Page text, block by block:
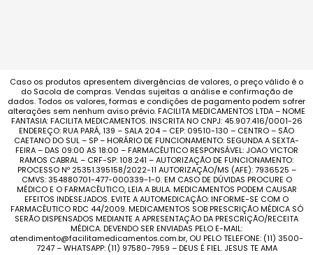
Caso os produtos apresentem divergências de valores, o preço válido é o
do Sacola de compras. Vendas sujeitas a análise e confirmação de
dados. Todos os valores, formas e condições de pagamento podem sofrer
alterações sem nenhum aviso prévio. FACILITA MEDICAMENTOS LTDA – NOME
FANTASIA: FACILITA MEDICAMENTOS. INSCRITA NO CNPJ: 45.907.416/0001-26
ENDEREÇO: RUA PARÁ, 139 – SALA 204 – CEP: 09510-130 – CENTRO – SÃO
CAETANO DO SUL – SP – HORÁRIO DE FUNCIONAMENTO: SEGUNDA A SEXTA-
FEIRA – DAS 09:00 AS 18:00 – FARMACÊUTICO RESPONSÁVEL: JOAO VICTOR
RAMOS CABRAL – CRF-SP: 108.241 – AUTORIZAÇÃO DE FUNCIONAMENTO:
PROCESSO Nº 25351.395158/2022-11 AUTORIZAÇÃO/MS (AFE): 7936525 –
CMVS: 354880701-477-000339-1-0. EM CASO DE DÚVIDAS PROCURE O
MÉDICO E O FARMACÊUTICO, LEIA A BULA. MEDICAMENTOS PODEM CAUSAR
EFEITOS INDESEJADOS. EVITE A AUTOMEDICAÇÃO: INFORME-SE COM O
FARMACÊUTICO RDC 44/2009. MEDICAMENTOS SOB PRESCRIÇÃO MÉDICA SÓ
SERÃO DISPENSADOS MEDIANTE A APRESENTAÇÃO DA PRESCRIÇÃO/RECEITA
MÉDICA. DEVENDO SER ENVIADAS PELO E-MAIL:
atendimento@facilitamedicamentos.com.br, OU PELO TELEFONE: (11) 3500-
7247 – WHATSAPP: (11) 97580-7959 – DEUS É FIEL. JESUS TE AMA